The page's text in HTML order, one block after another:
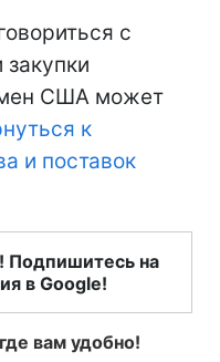
с
США может
к
и поставок
Подпишитесь на
в Google!
вам удобно!